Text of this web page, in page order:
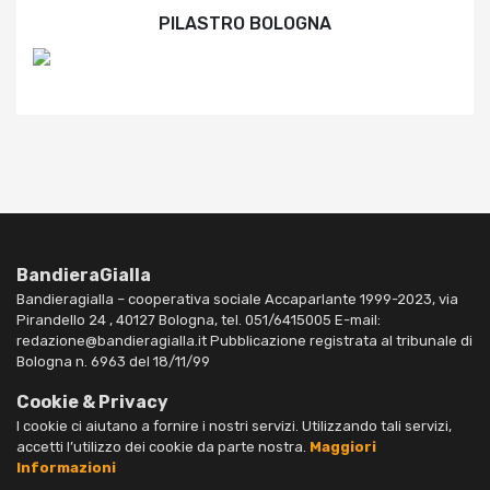
PILASTRO BOLOGNA
BandieraGialla
Bandieragialla – cooperativa sociale Accaparlante 1999-2023, via
Pirandello 24 , 40127 Bologna, tel. 051/6415005 E-mail:
redazione@bandieragialla.it Pubblicazione registrata al tribunale di
Bologna n. 6963 del 18/11/99
Cookie & Privacy
I cookie ci aiutano a fornire i nostri servizi. Utilizzando tali servizi,
accetti l’utilizzo dei cookie da parte nostra. Maggiori
Informazioni